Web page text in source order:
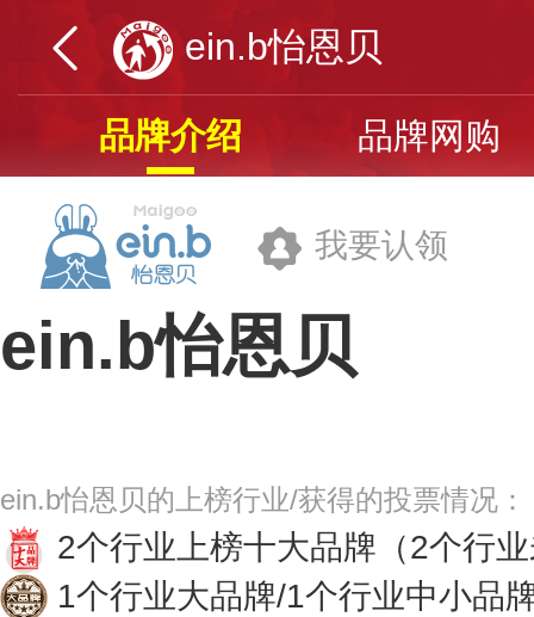
ein.b怡恩贝
品牌介绍 品牌网购
我要认领
ein.b怡恩贝
ein.b怡恩贝的上榜行业/获得的投票情况：
2个行业上榜十大品牌 （2个行
1个行业大品牌/1个行业中小品